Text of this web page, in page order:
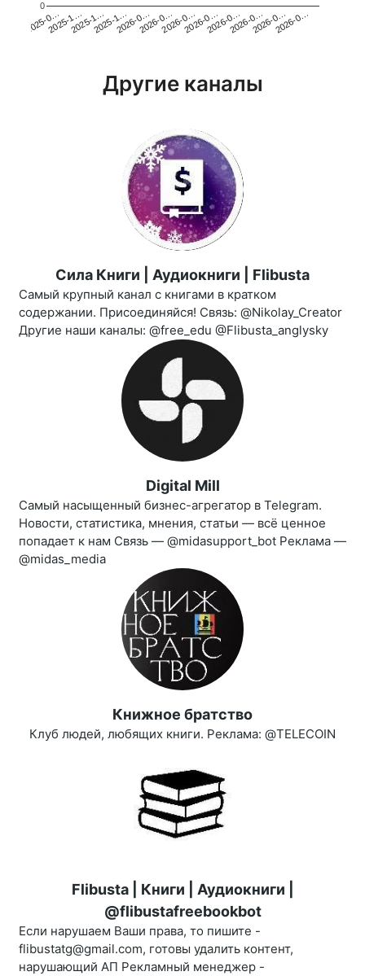
2025-0…2025-1…2025-1…2025-1…2026-0…2026-0…2026-0…2026-0…2026-0…2026-0…2026-0…2026-0…
0
Другие каналы
Сила Книги | Аудиокниги | Flibusta
Самый крупный канал с книгами в кратком
содержании. Присоединяйся! Связь: @Nikolay_Creator
Другие наши каналы: @free_edu @Flibusta_anglysky
Digital Mill
Самый насыщенный бизнес-агрегатор в Telegram.
Новости, статистика, мнения, статьи — всё ценное
попадает к нам Связь — @midasupport_bot Реклама —
@midas_media
Книжное братство
Клуб людей, любящих книги. Реклама: @TELECOIN
Flibusta | Книги | Аудиокниги |
@flibustafreebookbot
Если нарушаем Ваши права, то пишите -
flibustatg@gmail.com, готовы удалить контент,
нарушающий АП Рекламный менеджер -